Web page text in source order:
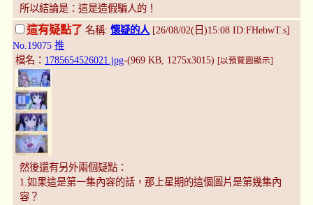
所以結論是：這是造假騙人的！
這有疑點了 名稱: 懷疑的人 [26/08/02(日)15:08 ID:FHebwT.s]
No.19075 推
檔名： 1785654526021.jpg-(969 KB, 1275x3015) [以預覽圖顯示]
然後還有另外兩個疑點：
1.如果這是第一集內容的話，那上星期的這個圖片是第幾集內
容？